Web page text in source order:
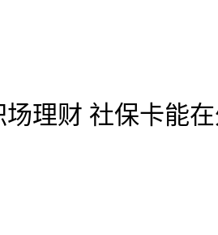
理财 社保卡能